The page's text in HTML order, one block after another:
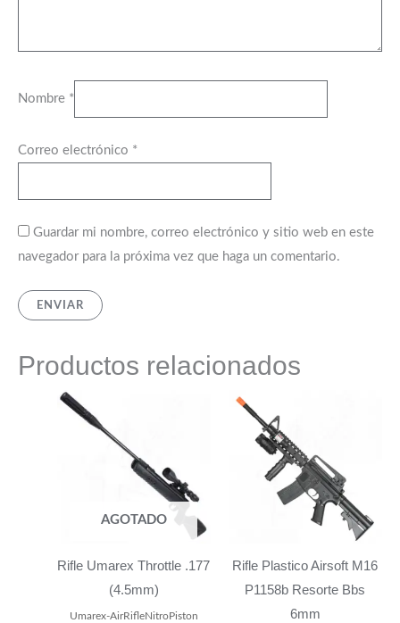
Nombre *
Correo electrónico *
Guardar mi nombre, correo electrónico y sitio web en este
navegador para la próxima vez que haga un comentario.
Productos relacionados
AGOTADO
Rifle Umarex Throttle .177
(4.5mm)
Umarex-AirRifleNitroPiston
Rifle Plastico Airsoft M16
P1158b Resorte Bbs
6mm